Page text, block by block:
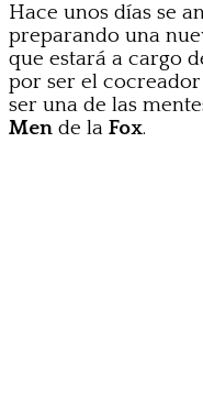
Hace unos días se
preparando una
que estará a cargo
por ser el cocreador
ser una de las
Men de la Fox.